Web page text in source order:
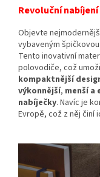
Revoluční
Objevte
vybaveným špičkovou
Tento inovativní
polovodiče, což
kompaktnější
výkonnější, menší a
nabíječky. Navíc je
Evropě, což z něj činí